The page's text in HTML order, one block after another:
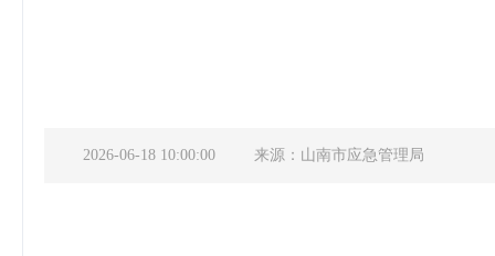
2026-06-18 10:00:00 来源：山南市应急管理局